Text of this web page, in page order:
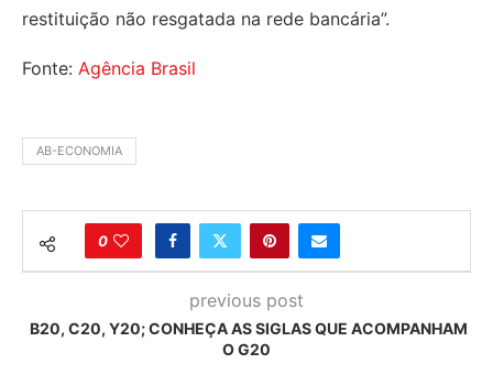
restituição não resgatada na rede bancária”.
Fonte: Agência Brasil
AB-ECONOMIA
0
previous post
B20, C20, Y20; CONHEÇA AS SIGLAS QUE ACOMPANHAM
O G20